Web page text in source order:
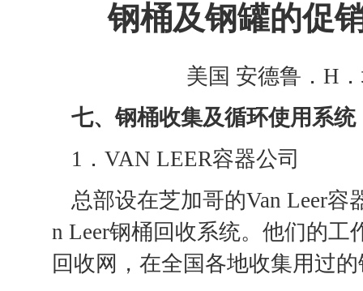
钢桶及钢罐的促
美国 安德鲁．H
七、钢桶收集及循环使用系统
1．VAN LEER容器公司
总部设在芝加哥的Van Leer
n Leer钢桶回收系统。他们的
回收网，在全国各地收集用过